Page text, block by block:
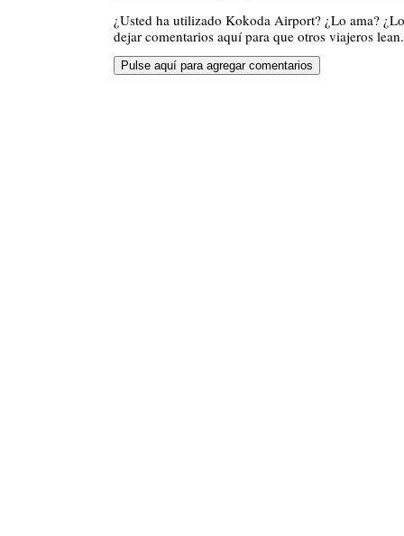
¿Usted ha utilizado Kokoda Airport? ¿Lo ama?
dejar comentarios aquí para que otros viajeros lean.